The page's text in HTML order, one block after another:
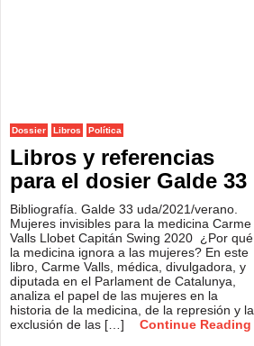
Dossier Libros Política
Libros y referencias
para el dosier Galde 33
Bibliografía. Galde 33 uda/2021/verano.
Mujeres invisibles para la medicina Carme
Valls Llobet Capitán Swing 2020 ¿Por qué
la medicina ignora a las mujeres? En este
libro, Carme Valls, médica, divulgadora, y
diputada en el Parlament de Catalunya,
analiza el papel de las mujeres en la
historia de la medicina, de la represión y la
exclusión de las […]
Continue Reading